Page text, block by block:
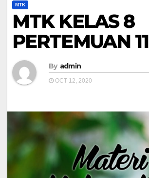
MTK
MTK KELAS 8
PERTEMUAN 11
By admin
OCT 12, 2020